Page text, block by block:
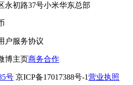
永初路37号小米华东总部
户服务协议
博主页商务合作
号 京ICP备17017388号-1营业执照